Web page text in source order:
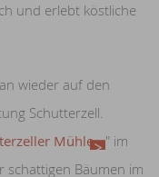
und erlebt köstliche
wieder auf den
Schutterzell.
Mühle
" im
schattigen Bäumen im